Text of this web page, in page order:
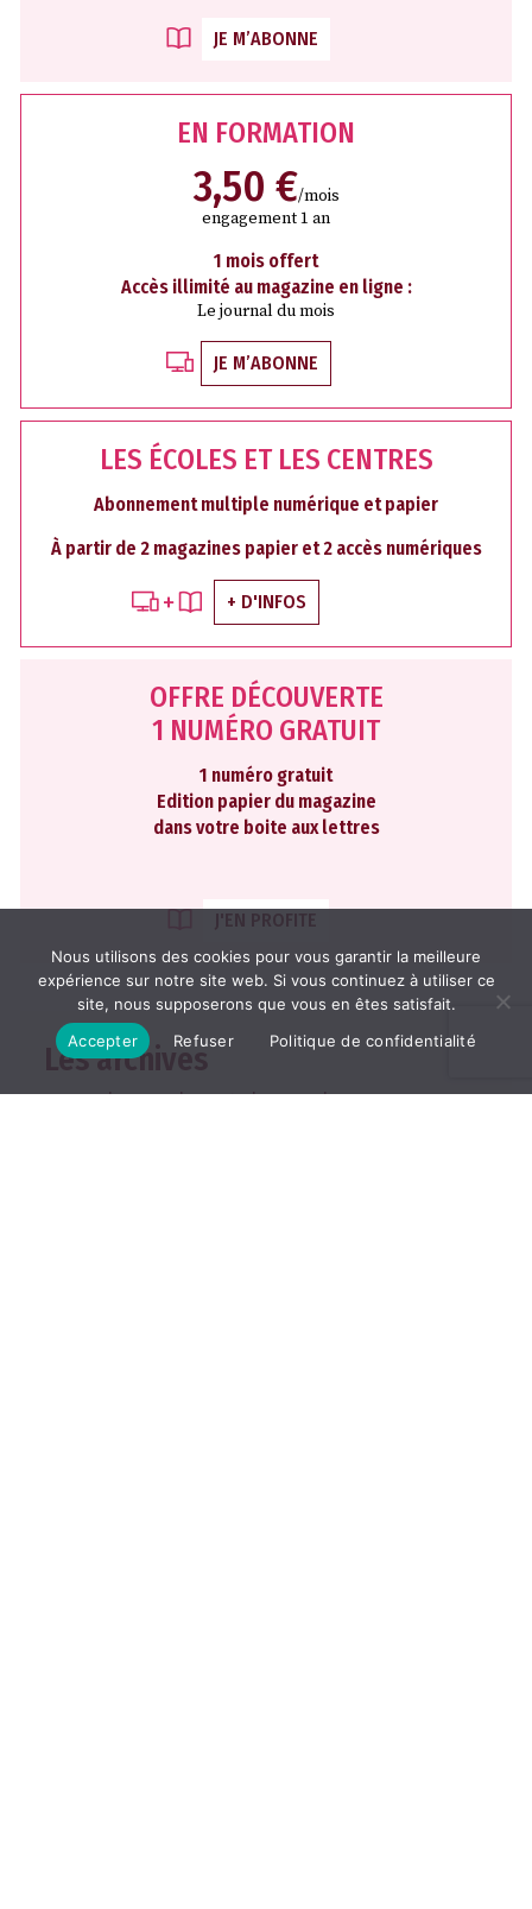
JE M’ABONNE
EN FORMATION
3,50 €/mois
engagement 1 an
1 mois offert
Accès illimité au magazine en ligne :
Le journal du mois
JE M’ABONNE
LES ÉCOLES ET LES CENTRES
Abonnement multiple numérique et papier
À partir de 2 magazines papier et 2 accès numériques
+ D'INFOS
OFFRE DÉCOUVERTE
1 NUMÉRO GRATUIT
1 numéro gratuit
Edition papier du magazine
dans votre boite aux lettres
J'EN PROFITE
Les archives
2026 2025 2024 2023 2022
Nous utilisons des cookies pour vous garantir la meilleure
expérience sur notre site web. Si vous continuez à utiliser ce
site, nous supposerons que vous en êtes satisfait.
Accepter
Refuser Politique de confidentialité